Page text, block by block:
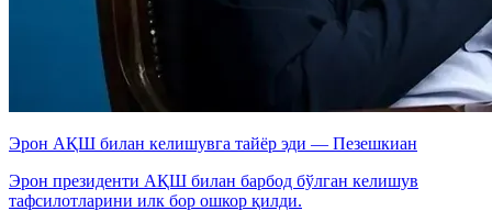
Эрон АҚШ билан келишувга тайёр эди — Пезешкиан
Эрон президенти АҚШ билан барбод бўлган келишув
тафсилотларини илк бор ошкор қилди.